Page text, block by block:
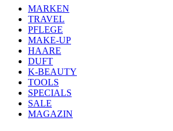
MARKEN
TRAVEL
PFLEGE
MAKE-UP
HAARE
DUFT
K-BEAUTY
TOOLS
SPECIALS
SALE
MAGAZIN